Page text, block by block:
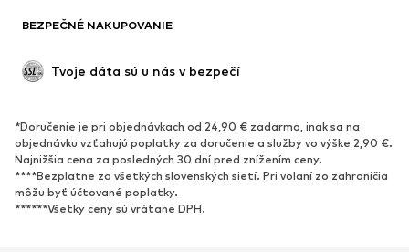
Upcyklácia
Nové
Obľúbené
Tenisky
Členkové čižmy
Topánky na vysokom podpätku
Sandále
BEZPEČNÉ NAKUPOVANIE
Tvoje dáta sú u nás v bezpečí
*Doručenie je pri objednávkach od 24,90 € zadarmo, inak sa na
objednávku vzťahujú poplatky za doručenie a služby vo výške 2,90 €.
Najnižšia cena za posledných 30 dní pred znížením ceny.
****Bezplatne zo všetkých slovenských sietí. Pri volaní zo zahraničia
môžu byť účtované poplatky.
******Všetky ceny sú vrátane DPH.